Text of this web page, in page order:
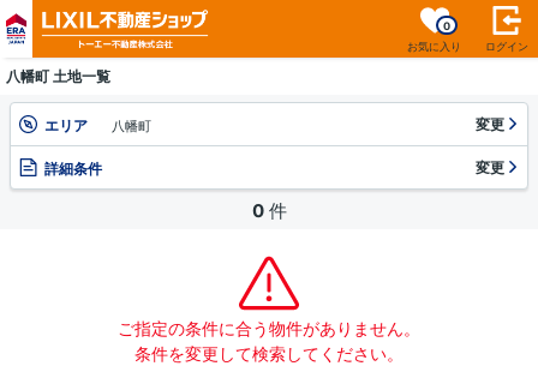
お気に入り
0
ログイン
八幡町 土地一覧
エリア 八幡町 変更
詳細条件 変更
0 件
ご指定の条件に合う物件がありません。
条件を変更して検索してください。